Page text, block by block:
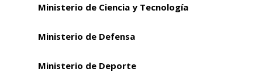
Ministerio de Ciencia y Tecnología
Ministerio de Defensa
Ministerio de Deporte